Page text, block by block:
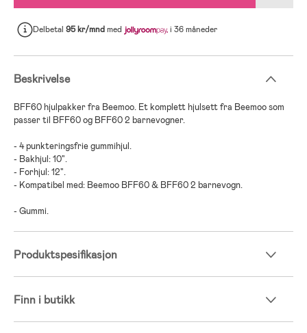
Delbetal 95 kr/mndmed i 36 måneder
Beskrivelse
BFF60 hjulpakker fra Beemoo. Et komplett hjulsett fra Beemoo som
passer til BFF60 og BFF60 2 barnevogner.
- 4 punkteringsfrie gummihjul.
- Bakhjul: 10".
- Forhjul: 12".
- Kompatibel med: Beemoo BFF60 & BFF60 2 barnevogn.
- Gummi.
Produktspesifikasjon
Finn i butikk